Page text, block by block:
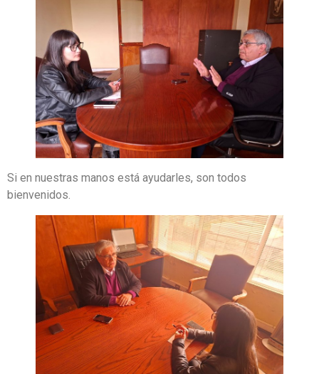
Si en nuestras manos está ayudarles, son todos
bienvenidos.